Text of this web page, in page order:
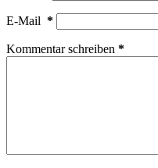
E-Mail *
Kommentar schreiben *